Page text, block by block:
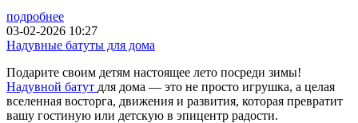
подробнее
03-02-2026 10:27
Надувные батуты для дома
Подарите своим детям настоящее лето посреди зимы!
Надувной батут для дома — это не просто игрушка, а целая
вселенная восторга, движения и развития, которая превратит
вашу гостиную или детскую в эпицентр радости.